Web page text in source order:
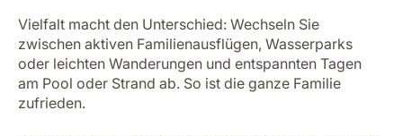
Vielfalt macht den Unterschied: Wechseln Sie
zwischen aktiven Familienausflügen, Wasserparks
oder leichten Wanderungen und entspannten Tagen
am Pool oder Strand ab. So ist die ganze Familie
zufrieden.